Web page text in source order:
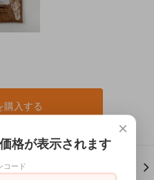
購入する
この商品について問い合わせる
×
格が表示されます
コード